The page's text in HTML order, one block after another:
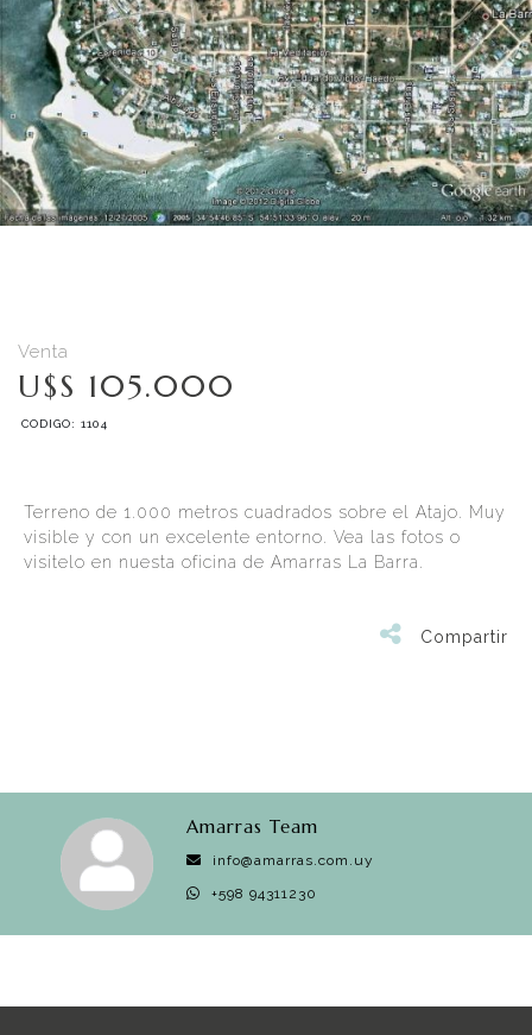
Venta
U$S 105.000
CODIGO: 1104
Terreno de 1.000 metros cuadrados sobre el Atajo. Muy
visible y con un excelente entorno. Vea las fotos o
visitelo en nuesta oficina de Amarras La Barra.
Compartir
Amarras Team
info@amarras.com.uy
+598 94311230